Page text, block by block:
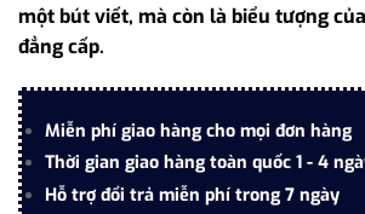
một bút viết, mà còn là biểu tượng
đẳng cấp.
Miễn phí giao hàng cho mọi đơn hàng
Thời gian giao hàng toàn quốc 1 - 4
Hỗ trợ đổi trả miễn phí trong 7 ngày